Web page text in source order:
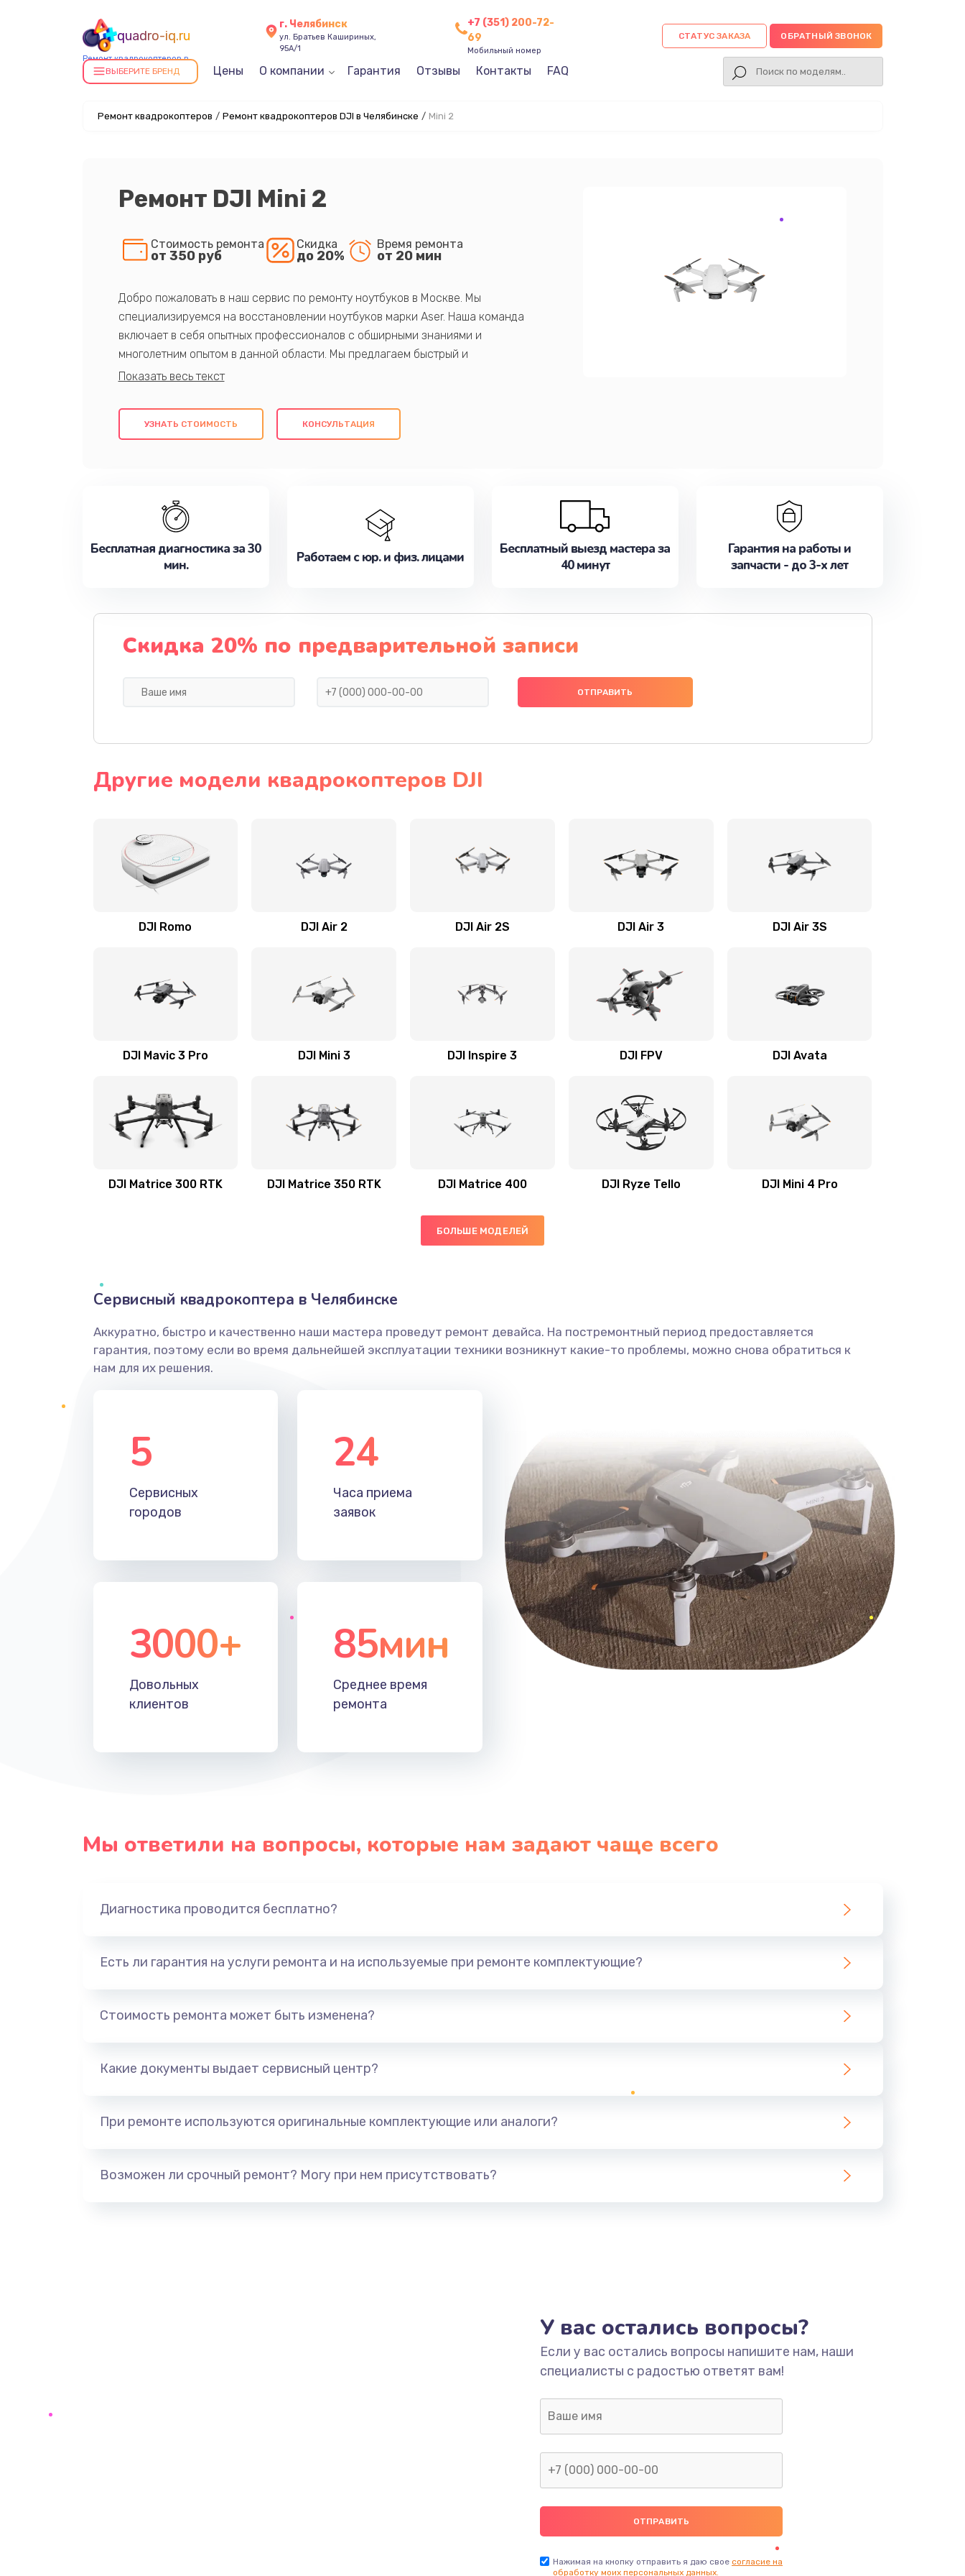
quadro-iq.ru
Ремонт квадрокоптеров в
Челябинске
г. Челябинск
ул. Братьев Кашириных,
95А/1
+7 (351) 200-72-
69
Мобильный номер
СТАТУС ЗАКАЗА ОБРАТНЫЙ ЗВОНОК
ВЫБЕРИТЕ БРЕНД Цены О компании Гарантия Отзывы Контакты FAQ
Ремонт квадрокоптеров / Ремонт квадрокоптеров DJI в Челябинске / Mini 2
Ремонт DJI Mini 2
Стоимость ремонта
от 350 руб
Скидка
до 20%
Время ремонта
от 20 мин
Добро пожаловать в наш сервис по ремонту ноутбуков в Москве. Мы
специализируемся на восстановлении ноутбуков марки Aser. Наша команда
включает в себя опытных профессионалов с обширными знаниями и
многолетним опытом в данной области. Мы предлагаем быстрый и
качественный ремонт с использованием оригинальных компонентов, а также
клиентам надежное и профессиональное обслуживание, удовлетворяя их
потребности наилучшим образом. Не медлите записаться на ремонт уже
УЗНАТЬ СТОИМОСТЬ КОНСУЛЬТАЦИЯ
Бесплатная диагностика за 30
мин.
Работаем с юр. и физ. лицами
Бесплатный выезд мастера за
40 минут
Гарантия на работы и
запчасти - до 3-х лет
Скидка 20% по предварительной записи
Другие модели квадрокоптеров DJI
DJI Romo DJI Air 2 DJI Air 2S DJI Air 3 DJI Air 3S
DJI Mavic 3 Pro DJI Mini 3 DJI Inspire 3 DJI FPV DJI Avata
DJI Matrice 300 RTK DJI Matrice 350 RTK DJI Matrice 400 DJI Ryze Tello DJI Mini 4 Pro
БОЛЬШЕ МОДЕЛЕЙ
Сервисный квадрокоптера в Челябинске
Аккуратно, быстро и качественно наши мастера проведут ремонт девайса. На постремонтный период предоставляется
гарантия, поэтому если во время дальнейшей эксплуатации техники возникнут какие-то проблемы, можно снова обратиться к
нам для их решения.
5
Сервисных
городов
24
Часа приема
заявок
3000+
Довольных
клиентов
85мин
Среднее время
ремонта
Мы ответили на вопросы, которые нам задают чаще всего
Диагностика проводится бесплатно?
Есть ли гарантия на услуги ремонта и на используемые при ремонте комплектующие?
Стоимость ремонта может быть изменена?
Какие документы выдает сервисный центр?
При ремонте используются оригинальные комплектующие или аналоги?
Возможен ли срочный ремонт? Могу при нем присутствовать?
У вас остались вопросы?
Если у вас остались вопросы напишите нам, наши
специалисты с радостью ответят вам!
Нажимая на кнопку отправить я даю свое согласие на
обработку моих персональных данных.